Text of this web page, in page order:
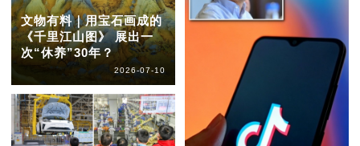
文物有料｜用宝石画成的
《千里江山图》 展出一
次“休养”30年？
2026-07-10